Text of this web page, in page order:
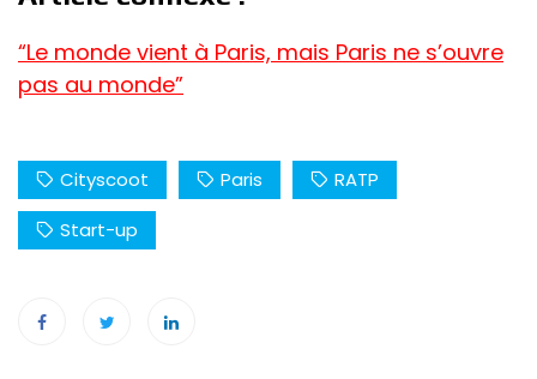
“Le monde vient à Paris, mais Paris ne s’ouvre
pas au monde”
Cityscoot Paris
RATP
Start-up